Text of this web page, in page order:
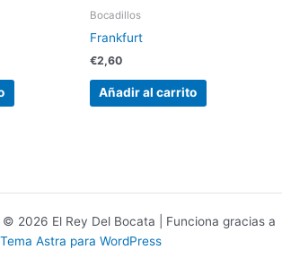
Bocadillos
Frankfurt
€2,60
Añadir al carrito
2026 El Rey Del Bocata | Funciona gracias a
Tema Astra para WordPress